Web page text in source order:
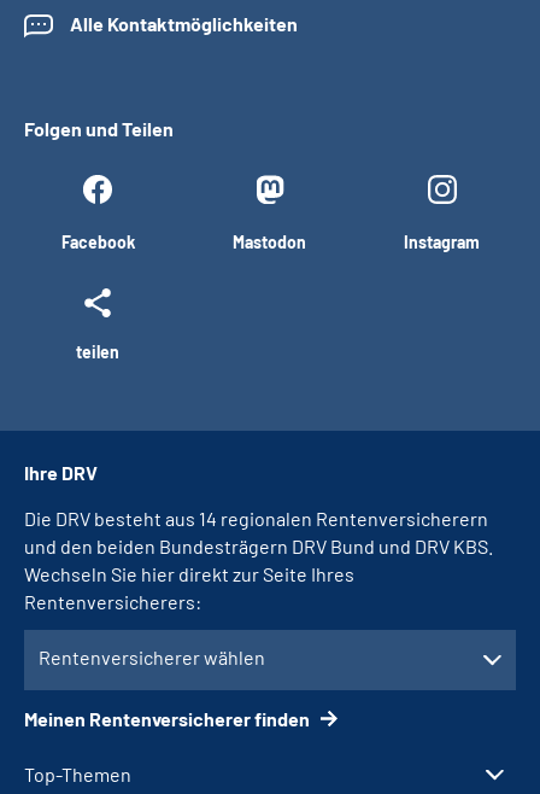
Alle Kontaktmöglichkeiten
Folgen und Teilen
Facebook Mastodon Instagram
teilen
Top-Themen
Ihre DRV
Die DRV besteht aus 14 regionalen Rentenversicherern
und den beiden Bundesträgern DRV Bund und DRV KBS.
Wechseln Sie hier direkt zur Seite Ihres
Rentenversicherers:
Rentenversicherer wählen
Meinen Rentenversicherer finden